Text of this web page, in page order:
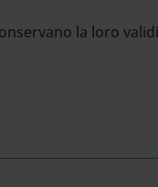
la loro